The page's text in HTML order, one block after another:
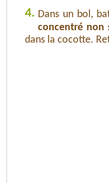
4. Dans un bol,
concentré non
dans la cocotte.